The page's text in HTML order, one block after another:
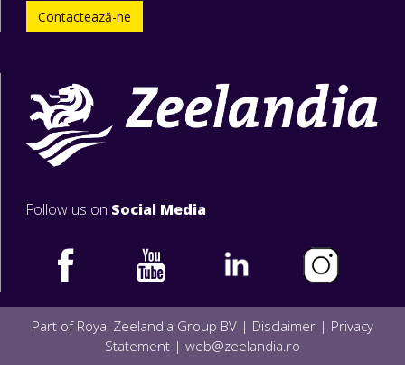
Contactează-ne
Follow us on Social Media
Part of Royal Zeelandia Group BV | Disclaimer | Privacy
Statement | web@zeelandia.ro